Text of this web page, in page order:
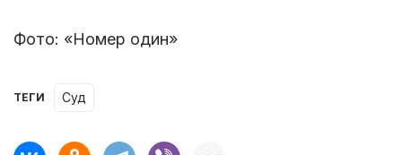
Фото: «Номер один»
ТЕГИ суд